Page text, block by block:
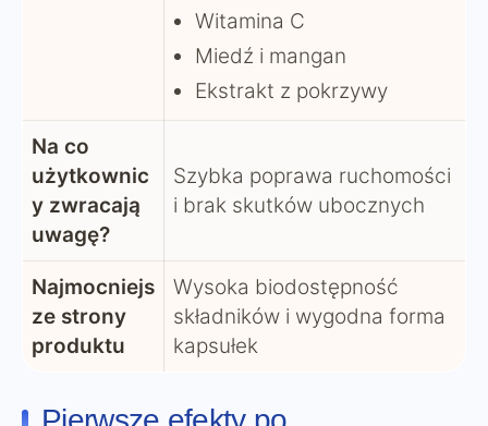
Witamina C
Miedź i mangan
Ekstrakt z pokrzywy
Na co
użytkownic
y zwracają
uwagę?
Szybka poprawa ruchomości
i brak skutków ubocznych
Najmocniejs
ze strony
produktu
Wysoka biodostępność
składników i wygodna forma
kapsułek